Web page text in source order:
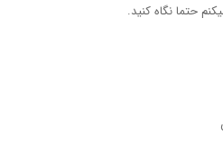
حتما نگاه کنید.